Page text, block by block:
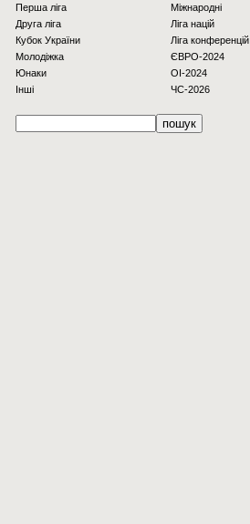
Перша ліга
Друга ліга
Кубок України
Молодіжка
Юнаки
Інші
Міжнародні
Ліга націй
Ліга конференцій
ЄВРО-2024
OI-2024
ЧС-2026